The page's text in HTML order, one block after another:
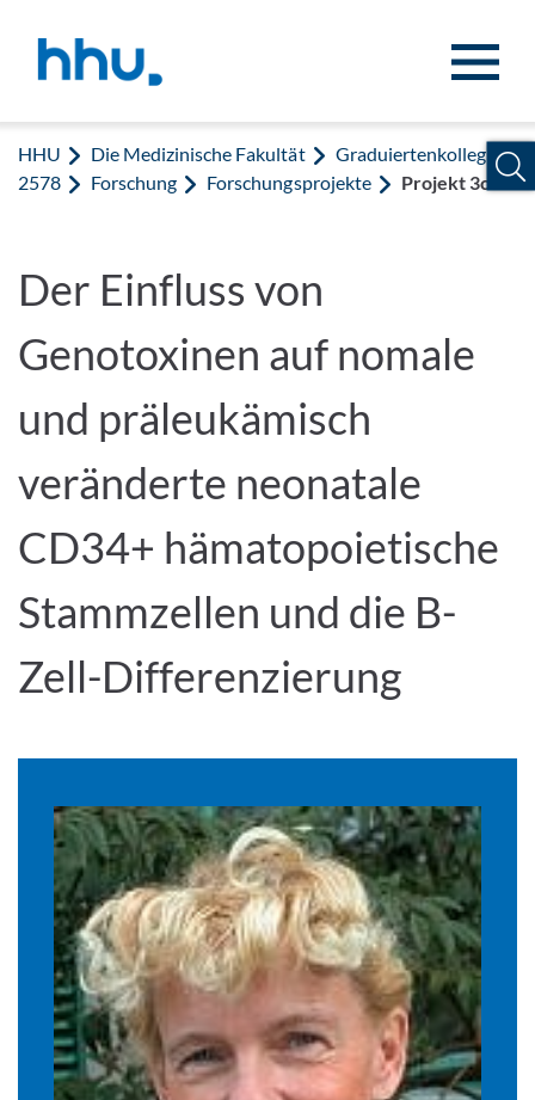
HHU Die Medizinische Fakultät
Graduiertenkolleg
2578
Forschung Forschungsprojekte Projekt 3c
Der Einfluss von
Genotoxinen auf nomale
und präleukämisch
veränderte neonatale
CD34+ hämatopoietische
Stammzellen und die B-
Zell-Differenzierung